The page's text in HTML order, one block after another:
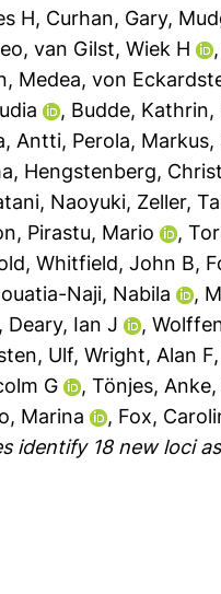
H, Curhan, Gary,
,van Gilst, Wiek H ,
Medea,von
, Budde, Kathrin,
Antti, Perola, Markus,
, Hengstenberg,
Naoyuki, Zeller,
, Pirastu, Mario ,
,Whitfield, John B,
Naji, Nabila ,
, Deary, Ian J ,
Ulf,Wright, Alan F,
G ,Tönjes, Anke,
Marina , Fox,
identify 18 new loci